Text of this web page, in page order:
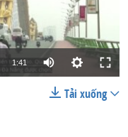
1:41
Tải xuống